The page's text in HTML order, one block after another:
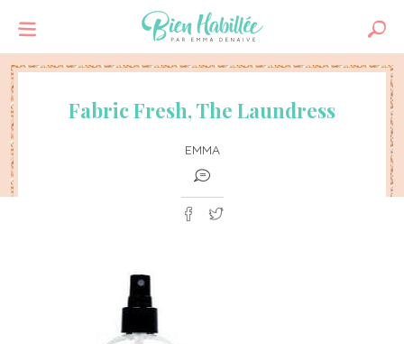
Fabric Fresh, The Laundress
EMMA